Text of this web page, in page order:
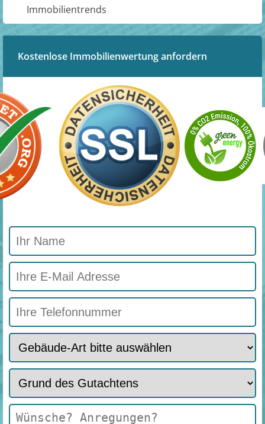
Immobilientrends
Kostenlose Immobilienwertung anfordern